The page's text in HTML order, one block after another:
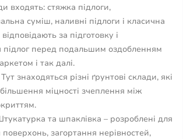
входять: стяжка підлоги,
суміш, наливні підлоги і класична
за підготовку і
підлог перед подальшим оздобленням
і так далі.
знаходяться різні ґрунтові склади, які
міцності зчеплення між
та шпаклівка – розроблені для
загортання нерівностей,